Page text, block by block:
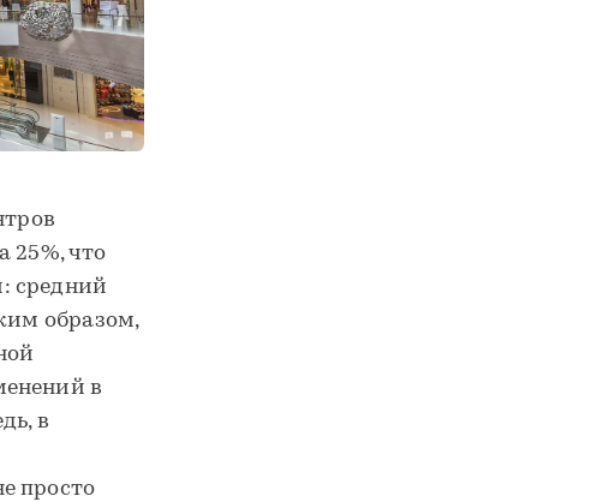
25%, что
средний
образом,
в
в
просто